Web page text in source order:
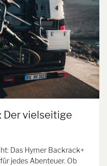
Der vielseitige
Das Hymer Backrack+
jedes Abenteuer. Ob